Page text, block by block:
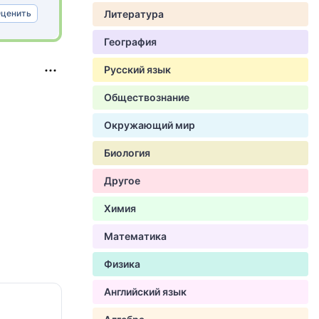
Литература
География
Русский язык
Обществознание
Окружающий мир
Биология
Другое
Химия
Математика
Физика
Английский язык